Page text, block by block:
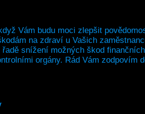
Vám budu moci zlepšit
na zdraví u Vašich
řadě snížení možných škod
orgány. Rád Vám zodpovím